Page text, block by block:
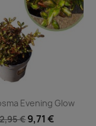
Evening Glow
€9,71 €